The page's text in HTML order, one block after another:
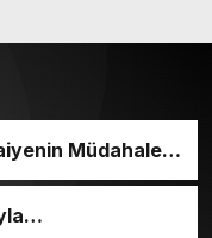
Müdahalesi